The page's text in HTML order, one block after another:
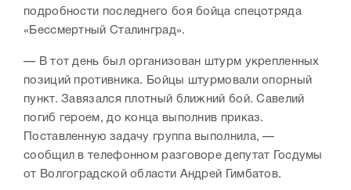
подробности последнего боя бойца спецотряда
«Бессмертный Сталинград».
— В тот день был организован штурм укрепленных
позиций противника. Бойцы штурмовали опорный
пункт. Завязался плотный ближний бой. Савелий
погиб героем, до конца выполнив приказ.
Поставленную задачу группа выполнила, —
сообщил в телефонном разговоре депутат Госдумы
от Волгоградской области Андрей Гимбатов.